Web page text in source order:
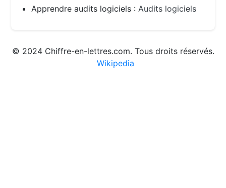
Apprendre audits logiciels :Audits logiciels
© 2024 Chiffre-en-lettres.com. Tous droits réservés.
Wikipedia